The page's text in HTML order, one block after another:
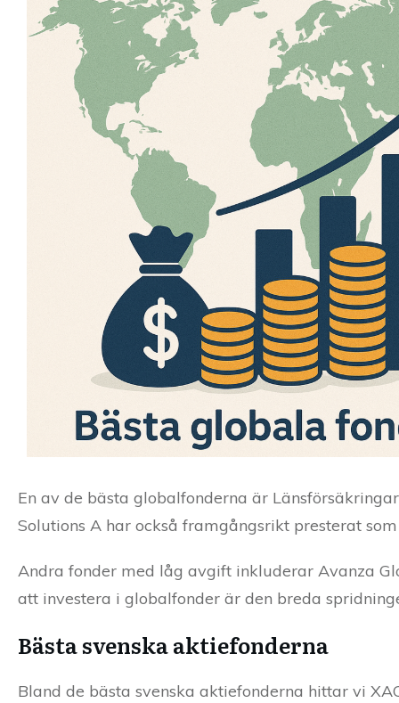
En av de bästa globalfonderna är
Solutions A har också framgångsrikt presterat
Andra fonder med låg avgift inkluderar Avanza
att investera i globalfonder är den breda
Bästa svenska aktiefonderna
Bland de bästa svenska aktiefonderna hittar vi